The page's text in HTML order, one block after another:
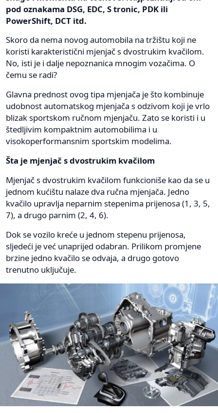
pod oznakama DSG, EDC, S tronic, PDK ili
PowerShift, DCT itd.
Skoro da nema novog automobila na tržištu koji ne
koristi karakteristični mjenjač s dvostrukim kvačilom.
No, isti je i dalje nepoznanica mnogim vozačima. O
čemu se radi?
Glavna prednost ovog tipa mjenjača je što kombinuje
udobnost automatskog mjenjača s odzivom koji je vrlo
blizak sportskom ručnom mjenjaču. Zato se koristi i u
štedljivim kompaktnim automobilima i u
visokoperformansnim sportskim modelima.
Šta je mjenjač s dvostrukim kvačilom
Mjenjač s dvostrukim kvačilom funkcioniše kao da se u
jednom kućištu nalaze dva ručna mjenjača. Jedno
kvačilo upravlja neparnim stepenima prijenosa (1, 3, 5,
7), a drugo parnim (2, 4, 6).
Dok se vozilo kreće u jednom stepenu prijenosa,
sljedeći je već unaprijed odabran. Prilikom promjene
brzine jedno kvačilo se odvaja, a drugo gotovo
trenutno uključuje.